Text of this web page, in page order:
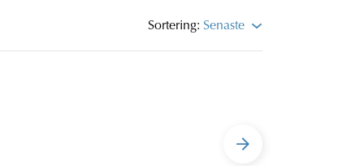
Sortering:Senaste